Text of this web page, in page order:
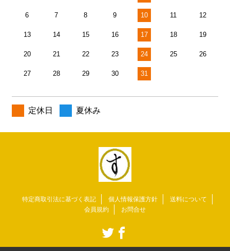
6 7 8 9 10 11 12
13 14 15 16 17 18 19
20 21 22 23 24 25 26
27 28 29 30 31
定休日 夏休み
特定商取引法に基づく表記 個人情報保護方針
送料について
会員規約
お問合せ